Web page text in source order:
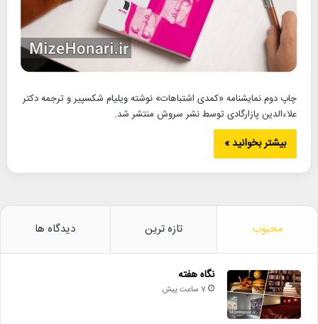
چاپ دوم نمایشنامه «کمدی اشتباهات» نوشته ویلیام شکسپیر و ترجمه دکتر
علاءالدین پازارگادی توسط نشر سروش منتشر شد.
بیشتر بخوانید »
محبوب تازه ترین دیدگاه ها
نگاه هفته
7 ساعت پیش